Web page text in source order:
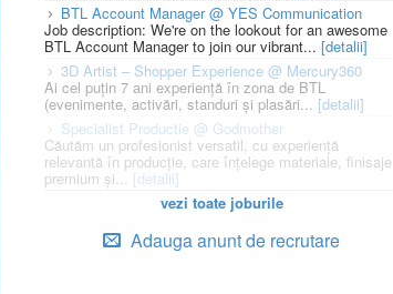
BTL Account Manager @ YES Communication
Job description: We're on the lookout for an awesome
BTL Account Manager to join our vibrant... [detalii]
3D Artist – Shopper Experience @ Mercury360
Ai cel puțin 7 ani experiență în zona de BTL
(evenimente, activări, standuri și plasări... [detalii]
Specialist Productie @ Godmother
Căutăm un profesionist versatil, cu experiență
relevantă în producție, care înțelege materiale, finisaje
premium și... [detalii]
vezi toate joburile
Adauga anunt de recrutare